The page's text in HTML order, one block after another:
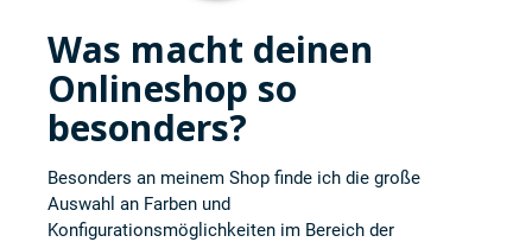
Was macht deinen
Onlineshop so
besonders?
Besonders an meinem Shop finde ich die große
Auswahl an Farben und
Konfigurationsmöglichkeiten im Bereich der